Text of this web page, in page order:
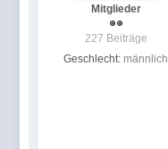
Mitglieder
227 Beiträge
Geschlecht: männlich